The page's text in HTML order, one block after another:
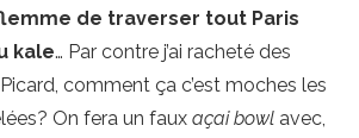
flemme de traverser tout Paris
kale… Par contre j’ai racheté des
comment ça c’est moches les
On fera un faux açai bowl avec,